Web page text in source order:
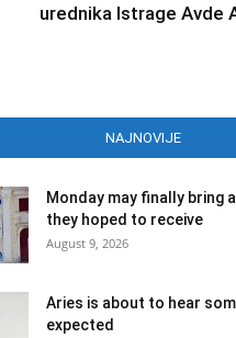
urednika Istrage Avde
NAJNOVIJE
Monday may finally bring
they hoped to receive
August 9, 2026
Aries is about to hear
expected